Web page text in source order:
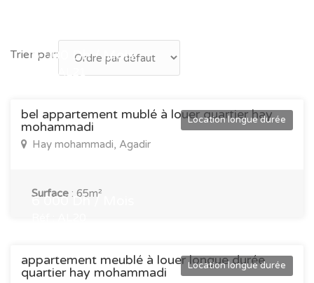
Trier par:
Location longue durée
5 000 Dh / Mois
Réf : AL21
bel appartement mublé à louer quartier hay
mohammadi
Hay mohammadi, Agadir
Surface : 65m²
Location longue durée
6 000 Dh / Mois
appartement meublé à louer longue durée
quartier hay mohammadi